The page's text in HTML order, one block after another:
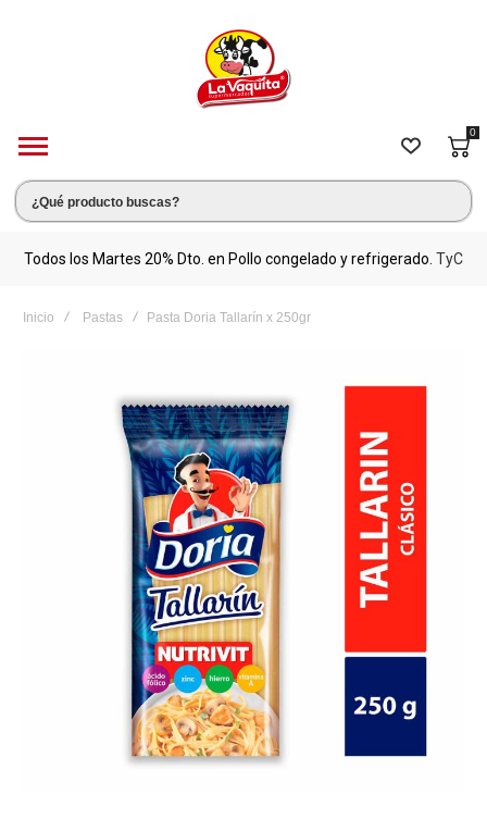
0
Todos los Martes 20% Dto. en Pollo congelado y refrigerado. TyC
Inicio Pastas Pasta Doria Tallarín x 250gr